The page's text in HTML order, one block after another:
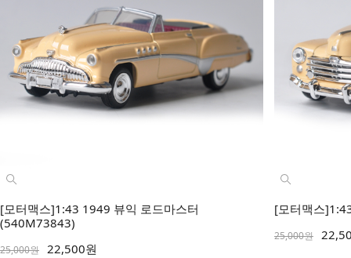
[모터맥스]1:43 1949 뷰익 로드마스터
(540M73843)
25,000원 22,500원
[모터맥스
25,000원